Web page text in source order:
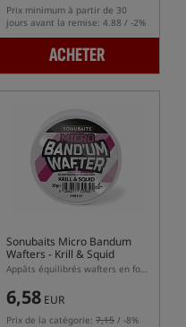
Prix minimum à partir de 30
jours avant la remise: 4.88 / -2%
ACHETER
Sonubaits Micro Bandum
Wafters - Krill & Squid
Appâts équilibrés wafters en forme de dumbells
6,58 EUR
Prix de la catégorie: 7,15 / -8%